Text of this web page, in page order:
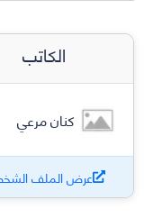
الكاتب
كنان مرعي
عرض الملف